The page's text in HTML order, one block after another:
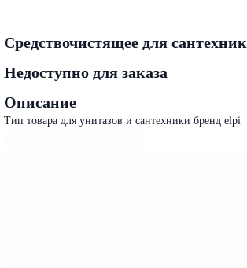
Средствочистящее для
Недоступно для заказа
Описание
Тип товара для унитазов и сантехники бренд elpi